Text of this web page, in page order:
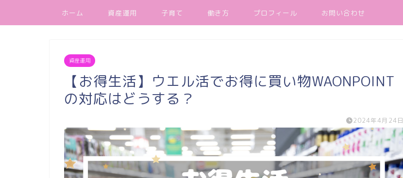
ホーム 資産運用 子育て 働き方 プロフィール お問い合わせ
資産運用
【お得生活】ウエル活でお得に買い物WAONPOINT
の対応はどうする？
2024年4月24日